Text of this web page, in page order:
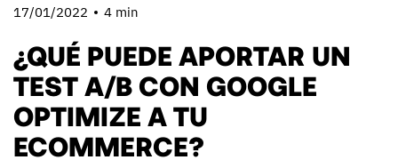
17/01/2022 4 min
¿QUÉ PUEDE APORTAR UN
TEST A/B CON GOOGLE
OPTIMIZE A TU
ECOMMERCE?